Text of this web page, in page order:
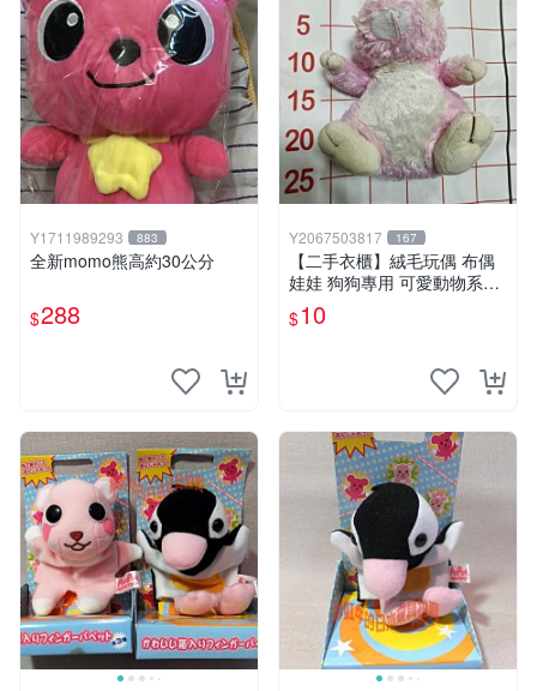
Y1711989293 883
全新momo熊高約30公分
$288
Y2067503817 167
【二手衣櫃】絨毛玩偶 布偶
娃娃 狗狗專用 可愛動物系列
耐咬耐磨玩具 玩偶 粉紅熊寵
物玩具 1120929
$10